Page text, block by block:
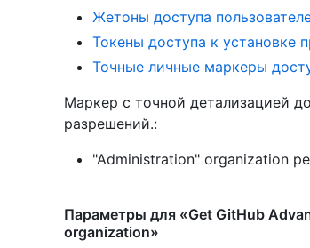
Жетоны доступа
Токены доступа к установке
Точные личные маркеры
Маркер с точной детализацией
разрешений.:
"Administration" organization
Параметры для «Get GitHub
organization»